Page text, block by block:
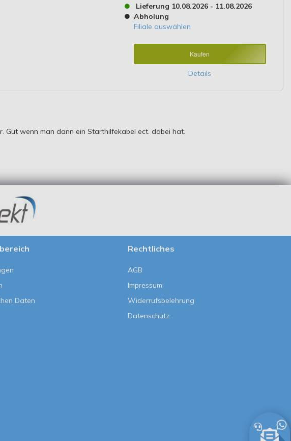
Lieferung 10.08.2026 - 11.08.2026
Abholung
Filiale auswählen
Kaufen
Details
Gut wenn man dann ein Starthilfekabel ect. dabei hat.
Daten
Rechtliches
AGB
Impressum
Widerrufsbelehrung
Datenschutz